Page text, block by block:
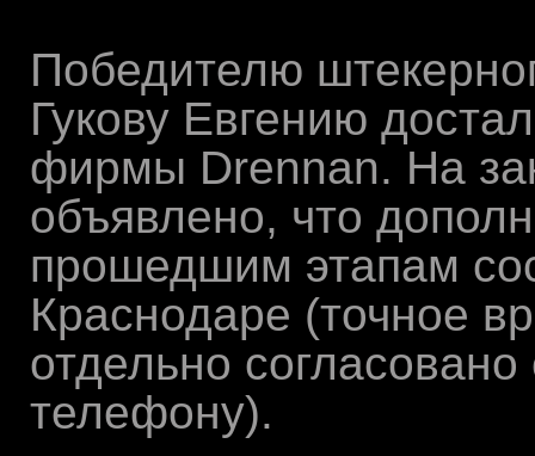
Победителю
Гукову Евгению
фирмы Drennan. На
объявлено, что
прошедшим этапам
Краснодаре (точное
отдельно
телефону).